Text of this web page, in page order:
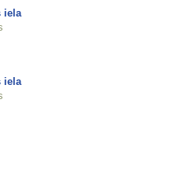
iela
iela